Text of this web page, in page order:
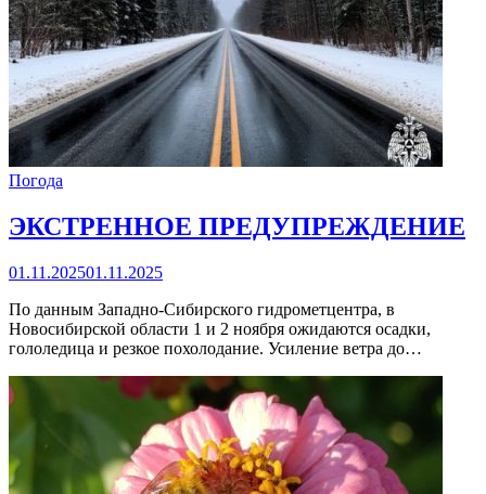
Погода
ЭКСТРЕННОЕ ПРЕДУПРЕЖДЕНИЕ
01.11.202501.11.2025
️По данным Западно-Сибирского гидрометцентра, в
Новосибирской области 1 и 2 ноября ожидаются осадки,
гололедица и резкое похолодание. Усиление ветра до…